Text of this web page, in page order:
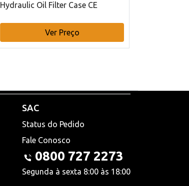
Hydraulic Oil Filter Case CE
Ver Preço
SAC
Status do Pedido
Fale Conosco
0800 727 2273
Segunda à sexta 8:00 às 18:00